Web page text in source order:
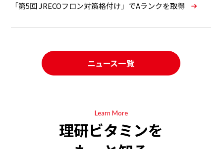
「第5回 JRECOフロン対策格付け」でAランクを取得
ニュース一覧
Learn More
理研ビタミンを